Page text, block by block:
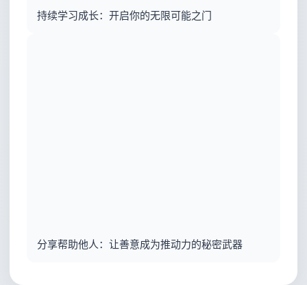
持续学习成长：开启你的无限可能之门
分享帮助他人：让善意成为推动力的秘密武器